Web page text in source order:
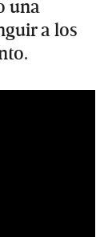
una
a los